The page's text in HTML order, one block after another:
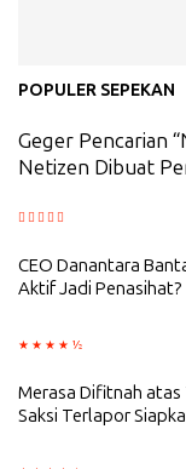
POPULER SEPEKAN
Geger Pencarian
Netizen Dibuat
CEO Danantara
Aktif Jadi Penasihat?
Merasa Difitnah atas
Saksi Terlapor